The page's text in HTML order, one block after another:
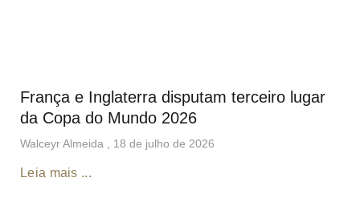
França e Inglaterra disputam terceiro lugar
da Copa do Mundo 2026
Walceyr Almeida 18 de julho de 2026
Leia mais ...